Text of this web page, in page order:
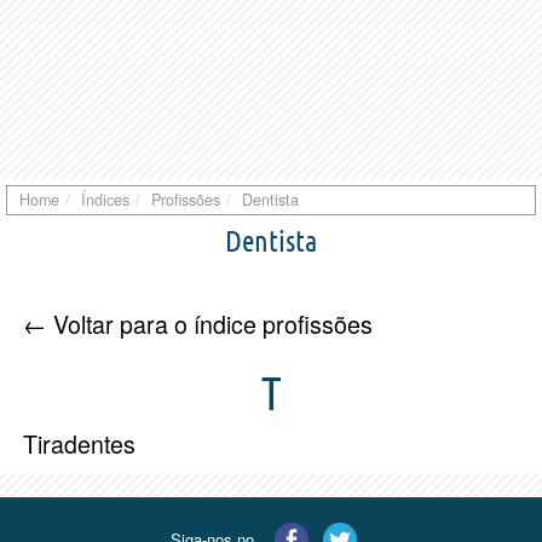
Home Índices Profissões Dentista
Dentista
← Voltar para o índice profissões
T
Tiradentes